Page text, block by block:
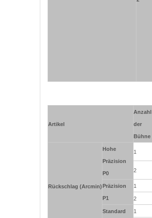
Artikel
Anzahl
der
Bühne
Rückschlag (Arcmin)
Hohe
Präzision
P0
1
2
Präzision
P1
1
2
Standard 1